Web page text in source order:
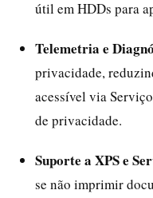
útil em HDDs para
Telemetria e
privacidade,
acessível via
de privacidade.
Suporte a XPS e
se não imprimir